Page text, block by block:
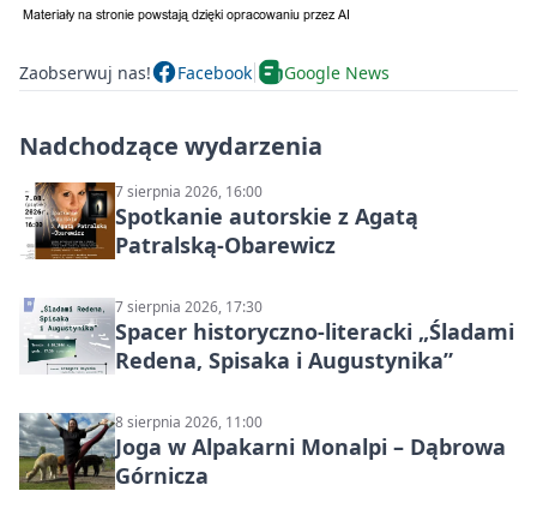
Zaobserwuj nas! Facebook Google News
Nadchodzące wydarzenia
7 sierpnia 2026, 16:00
Spotkanie autorskie z Agatą
Patralską-Obarewicz
7 sierpnia 2026, 17:30
Spacer historyczno-literacki „Śladami
Redena, Spisaka i Augustynika”
8 sierpnia 2026, 11:00
Joga w Alpakarni Monalpi – Dąbrowa
Górnicza